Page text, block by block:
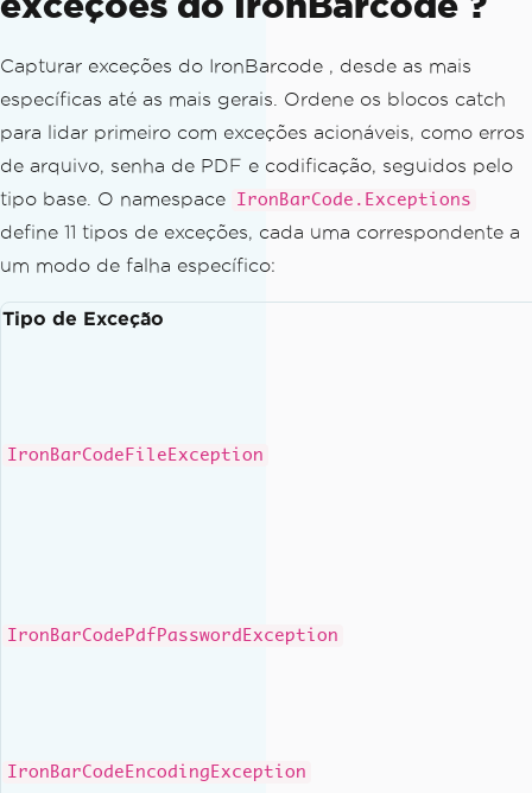
Capturar exceções do IronBarcode , desde as mais
específicas até as mais gerais. Ordene os blocos catch
para lidar primeiro com exceções acionáveis, como erros
de arquivo, senha de PDF e codificação, seguidos pelo
tipo base. O namespace
IronBarCode.Exceptions
define 11 tipos de exceções, cada uma correspondente a
um modo de falha específico:
Tipo de Exceção
IronBarCodeFileException
IronBarCodePdfPasswordException
IronBarCodeEncodingException